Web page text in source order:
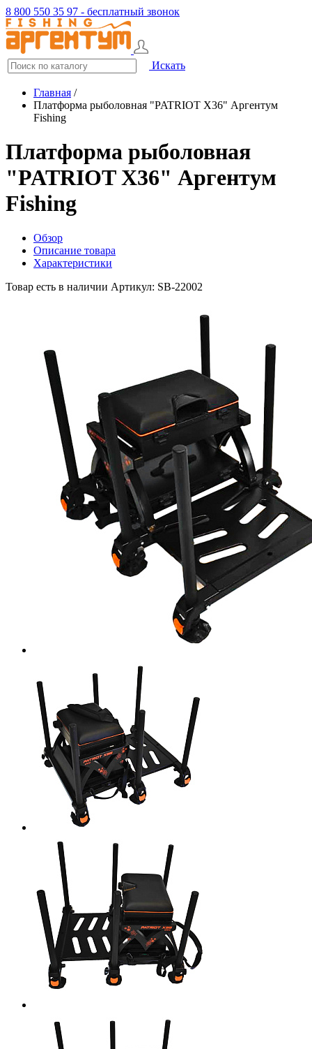
8 800 550 35 97 - бесплатный звонок
Искать
Главная /
Платформа рыболовная "PATRIOT X36" Аргентум
Fishing
Платформа рыболовная
"PATRIOT X36" Аргентум
Fishing
Обзор
Описание товара
Характеристики
Товар есть в наличии Артикул: SB-22002